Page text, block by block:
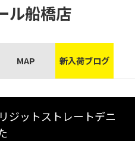
ル船橋店
MAP 新入荷ブログ
ジットストレートデニ